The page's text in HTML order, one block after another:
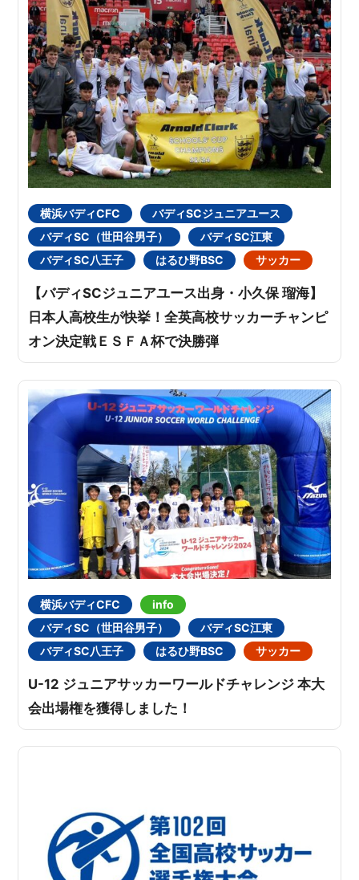
横浜バディCFC
バディSCジュニアユース
バディSC（世田谷男子）
バディSC江東
バディSC八王子
はるひ野BSC サッカー
【バディSCジュニアユース出身・小久保 瑠海】
日本人高校生が快挙！全英高校サッカーチャンピ
オン決定戦ＥＳＦＡ杯で決勝弾
横浜バディCFC
info
バディSC（世田谷男子）
バディSC江東
バディSC八王子
はるひ野BSC サッカー
U-12 ジュニアサッカーワールドチャレンジ 本大
会出場権を獲得しました！